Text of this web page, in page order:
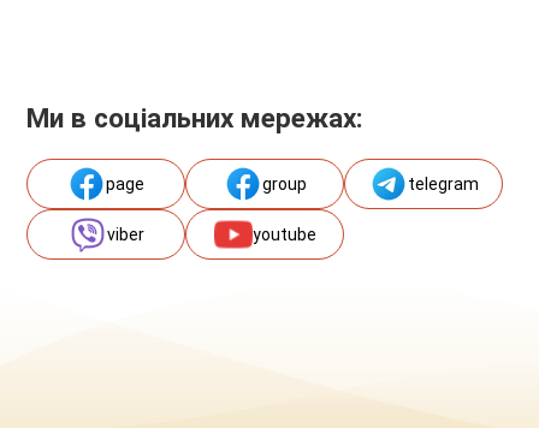
Ми в соціальних мережах:
page group telegram
viber youtube